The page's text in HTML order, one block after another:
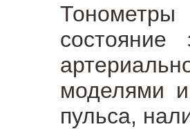
Тонометры
моделями и
пульса,